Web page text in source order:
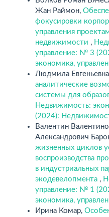
Жан Раймон,
фокусировки
управления
недвижимости ,
управление: № 3
экономика,
Людмила
аналитические
системы для
Недвижимость:
(2024):
Валентин
Александрович
жизненных циклов
воспроизводства
в индустриальных
экодевелопмента ,
управление: № 1
экономика,
Ирина Комар,